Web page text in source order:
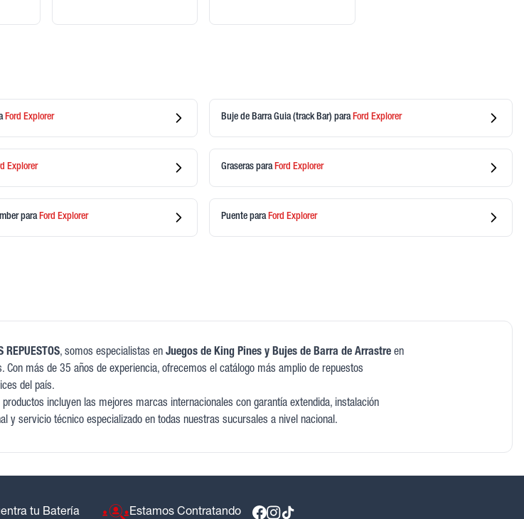
Ford Explorer Buje de Barra Guia (track Bar) paraFord Explorer
Explorer Graseras paraFord Explorer
paraFord Explorer Puente paraFord Explorer
REPUESTOS, somos especialistas en Juegos de King Pines y Bujes de Barra de Arrastreen
Con más de 35 años de experiencia, ofrecemos el catálogo más amplio de repuestos
del país.
productos incluyen las mejores marcas internacionales con garantía extendida, instalación
y servicio técnico especializado en todas nuestras sucursales a nivel nacional.
tu Batería Estamos Contratando